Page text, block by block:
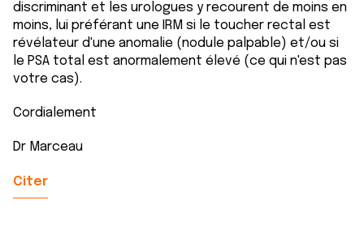
discriminant et les urologues y recourent de moins en
moins, lui préférant une IRM si le toucher rectal est
révélateur d'une anomalie (nodule palpable) et/ou si
le PSA total est anormalement élevé (ce qui n'est pas
votre cas).
Cordialement
Dr Marceau
Citer